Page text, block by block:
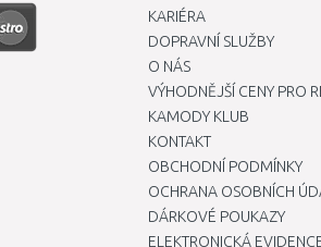
KARIÉRA
DOPRAVNÍ SLUŽBY
O NÁS
VÝHODNĚJŠÍ CENY PRO
KAMODY KLUB
KONTAKT
OBCHODNÍ PODMÍNKY
OCHRANA OSOBNÍCH
DÁRKOVÉ POUKAZY
ELEKTRONICKÁ